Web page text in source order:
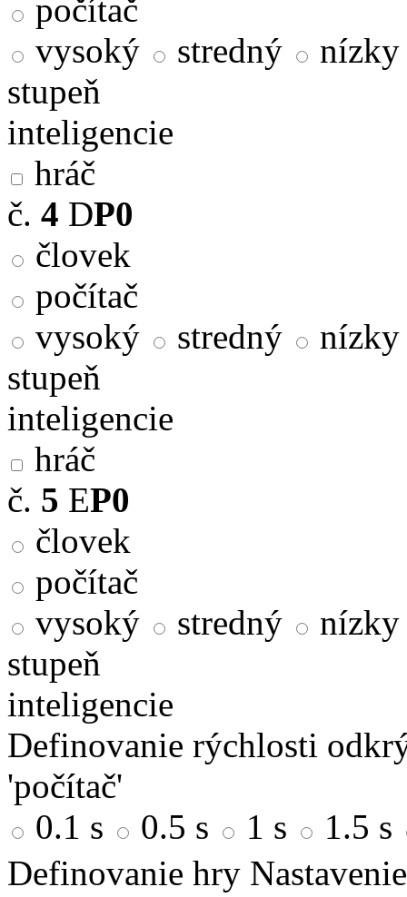
počítač
vysoký
stredný
nízky
stupeň
inteligencie
hráč
č. 4 DP0
človek
počítač
vysoký
stredný
nízky
stupeň
inteligencie
hráč
č. 5 EP0
človek
počítač
vysoký
stredný
nízky
stupeň
inteligencie
Definovanie rýchlosti
'počítač'
0.1 s
0.5 s 1 s
1.5 s
Definovanie hry